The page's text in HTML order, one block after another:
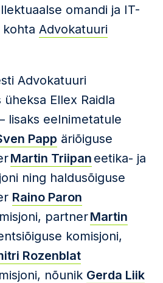
omandi ja IT-
kohta Advokatuuri
Advokatuuri
Ellex Raidla
lisaks eelnimetatule
Papp äriõiguse
Martin Triipan eetika- ja
ning haldusõiguse
Raino Paron
partnerMartin
komisjoni,
Rozenblat
nõunik Gerda Liik